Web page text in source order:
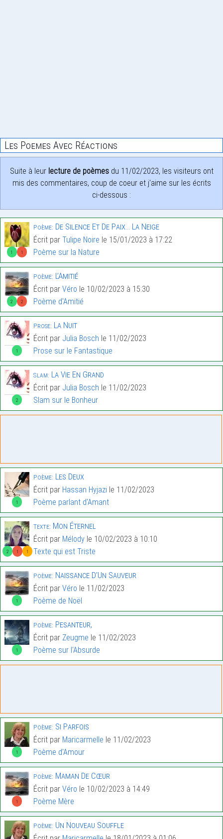
Les Poemes Avec Réactions
Suite à leur lecture de poèmesdu 11/02/2023, les visiteurs ont
mis des commentaires, coup de coeur et j'aime sur les écrits
ci-dessous :
1 1
Poème: De Silence Et De Paix… La Neige
Écrit par Tulipe Noire le 15/01/2023 à 17:22
Poème sur la Nature
2 2
Poème: L’Amitié
Écrit par Véro le 10/02/2023 à 15:30
Poème d'Amitié
1
Prose: La Nuit
Écrit par Julia Bosch le 11/02/2023
Prose sur le Fantastique
2
Slam: La Vie En Grand
Écrit par Julia Bosch le 11/02/2023
Slam sur le Bonheur
1
Poème: Les Deux
Écrit par Hassan Hyjazi le 11/02/2023
Poème parlant d'Amant
2 1 1
Texte: Mon Éternel
Écrit par Mélody le 10/02/2023 à 10:10
Texte qui est Triste
1
Poème: Naissance D’Un Sauveur
Écrit par Véro le 11/02/2023
Poème de Noël
1
Poème: Pesanteur,
Écrit par Zeugme le 11/02/2023
Poème sur l'Absurde
1
Poème: Si Parfois
Écrit par Maricarmelle le 11/02/2023
Poème d'Amour
1
Poème: Maman De Cœur
Écrit par Véro le 10/02/2023 à 14:49
Poème Mère
Poème: Un Nouveau Souffle